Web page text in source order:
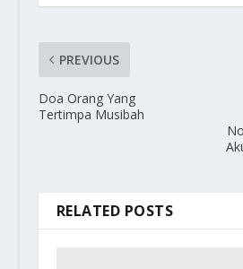
PREVIOUS
Doa Orang Yang
Tertimpa Musibah
RELATED POSTS